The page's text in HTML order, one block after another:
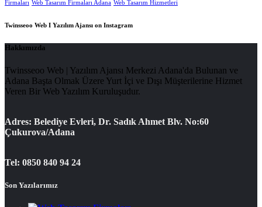
Firmaları Web Tasarım Firmaları Adana Web Tasarım Hizmetleri
Twinsseoo Web I Yazılım Ajansı on Instagram
Hakkımızda
Twinsseoo Web | Yazılım Ajansı Merkezi Adana'da Bulunan ve
Adana Başta Olmak Üzere Yurt İçi ve Dışı Müşterilerine Hizmet
Veren Bir Web Yazılım Kuruluşudur.
Adres: Belediye Evleri, Dr. Sadık Ahmet Blv. No:60
Çukurova/Adana
Tel: 0850 840 94 24
Son Yazılarımız